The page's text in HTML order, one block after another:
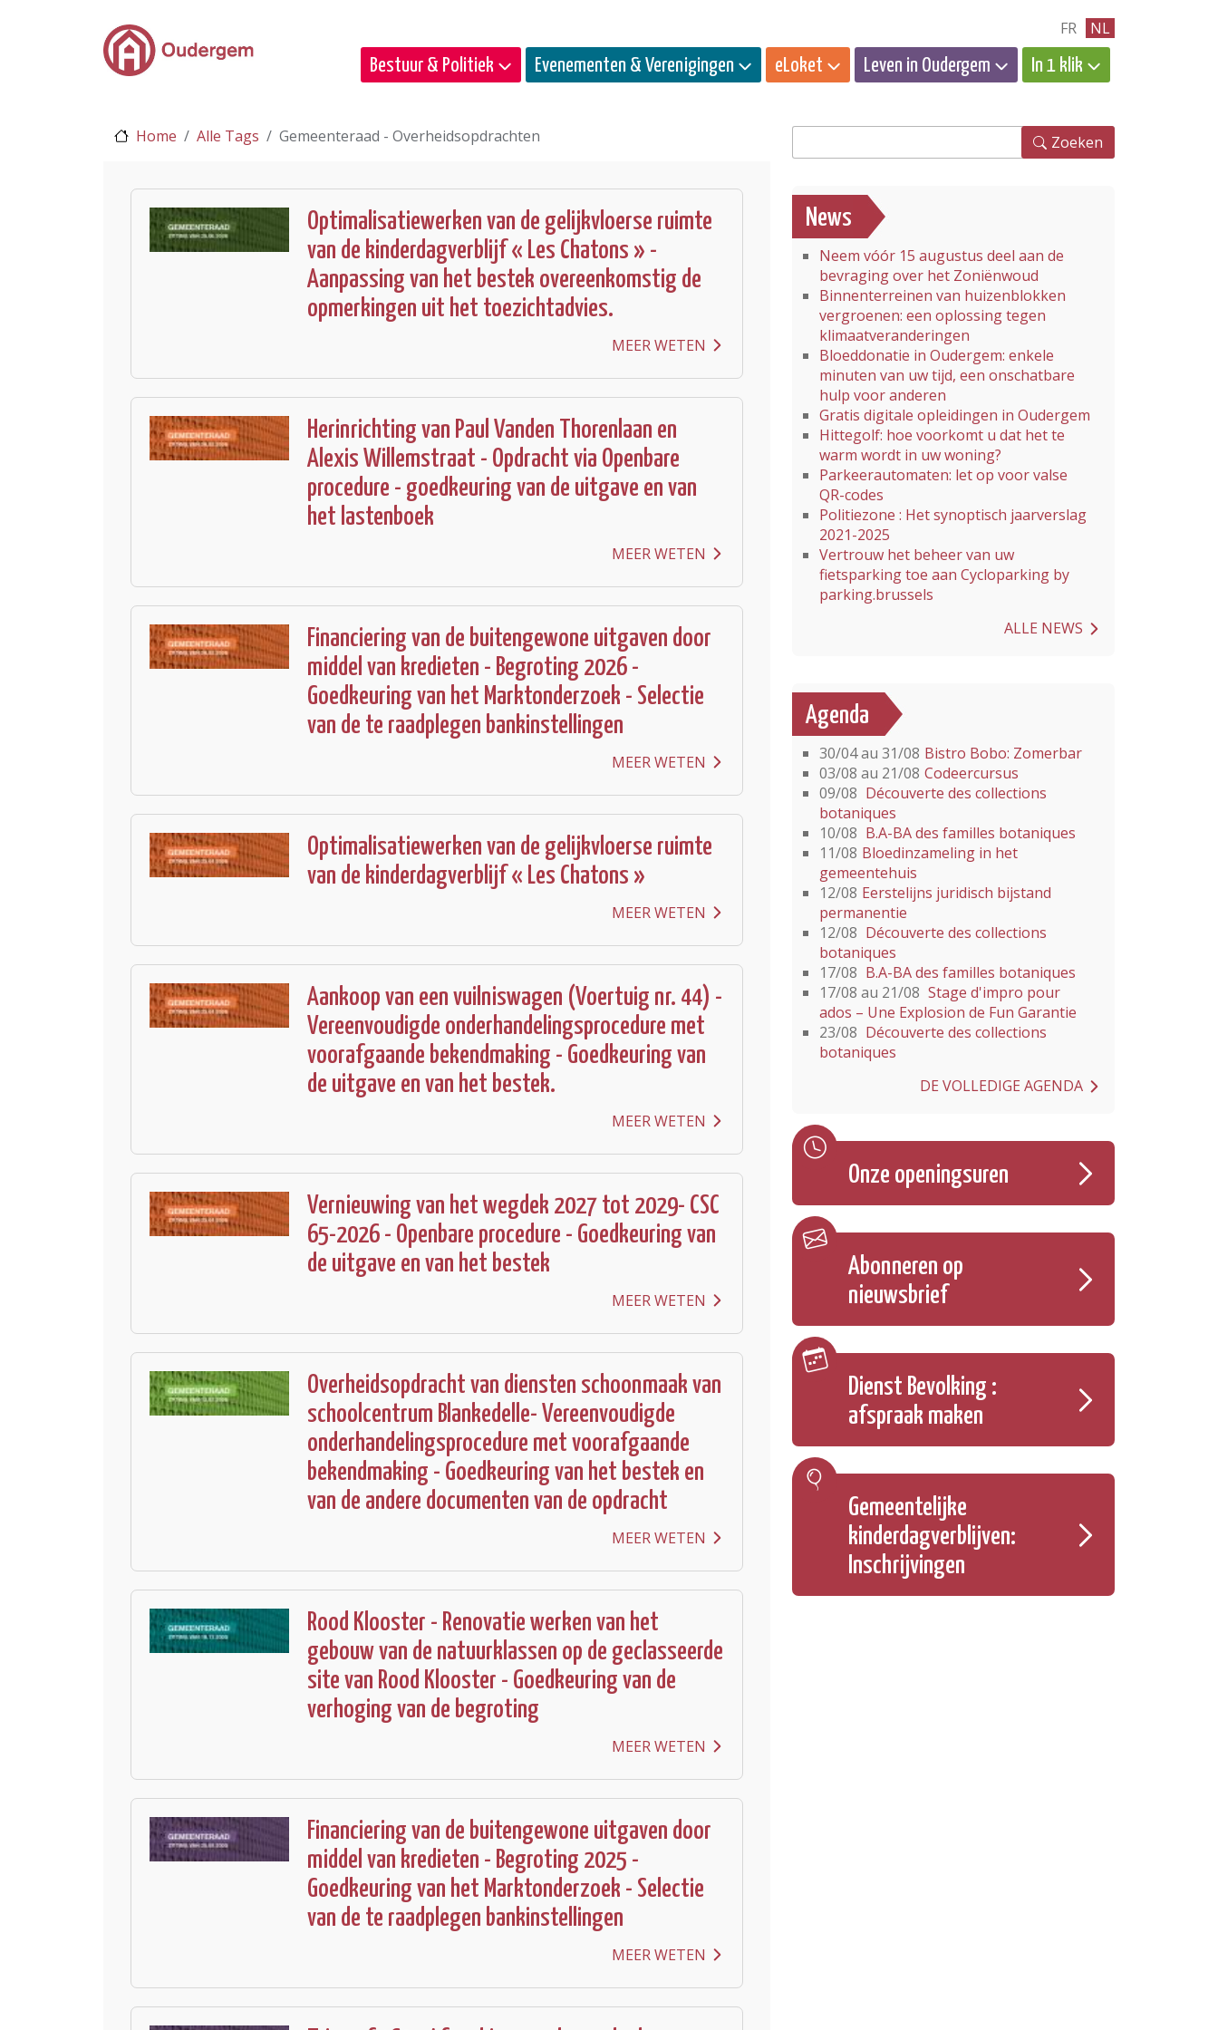
Ga naar de hoofdinhoud FR NL
Bestuur & Politiek Evenementen & Verenigingen eLoket Leven in Oudergem In 1 klik
Home Alle Tags Gemeenteraad - Overheidsopdrachten
Optimalisatiewerken van de gelijkvloerse ruimte
van de kinderdagverblijf « Les Chatons » -
Aanpassing van het bestek overeenkomstig de
opmerkingen uit het toezichtadvies.
MEER WETEN
Herinrichting van Paul Vanden Thorenlaan en
Alexis Willemstraat - Opdracht via Openbare
procedure - goedkeuring van de uitgave en van
het lastenboek
MEER WETEN
Financiering van de buitengewone uitgaven door
middel van kredieten - Begroting 2026 -
Goedkeuring van het Marktonderzoek - Selectie
van de te raadplegen bankinstellingen
MEER WETEN
Optimalisatiewerken van de gelijkvloerse ruimte
van de kinderdagverblijf « Les Chatons »
MEER WETEN
Aankoop van een vuilniswagen (Voertuig nr. 44) -
Vereenvoudigde onderhandelingsprocedure met
voorafgaande bekendmaking - Goedkeuring van
de uitgave en van het bestek.
MEER WETEN
Vernieuwing van het wegdek 2027 tot 2029- CSC
65-2026 - Openbare procedure - Goedkeuring van
de uitgave en van het bestek
MEER WETEN
Overheidsopdracht van diensten schoonmaak van
schoolcentrum Blankedelle- Vereenvoudigde
onderhandelingsprocedure met voorafgaande
bekendmaking - Goedkeuring van het bestek en
van de andere documenten van de opdracht
MEER WETEN
Rood Klooster - Renovatie werken van het
gebouw van de natuurklassen op de geclasseerde
site van Rood Klooster - Goedkeuring van de
verhoging van de begroting
MEER WETEN
Financiering van de buitengewone uitgaven door
middel van kredieten - Begroting 2025 -
Goedkeuring van het Marktonderzoek - Selectie
van de te raadplegen bankinstellingen
MEER WETEN
Zoeken
News
Neem vóór 15 augustus deel aan de
bevraging over het Zoniënwoud
Binnenterreinen van huizenblokken
vergroenen: een oplossing tegen
klimaatveranderingen
Bloeddonatie in Oudergem: enkele
minuten van uw tijd, een onschatbare
hulp voor anderen
Gratis digitale opleidingen in Oudergem
Hittegolf: hoe voorkomt u dat het te
warm wordt in uw woning?
Parkeerautomaten: let op voor valse
QR-codes
Politiezone : Het synoptisch jaarverslag
2021-2025
Vertrouw het beheer van uw
fietsparking toe aan Cycloparking by
parking.brussels
ALLE NEWS
Agenda
30/04 au 31/08 Bistro Bobo: Zomerbar
03/08 au 21/08 Codeercursus
09/08 Découverte des collections
botaniques
10/08 B.A-BA des familles botaniques
11/08 Bloedinzameling in het
gemeentehuis
12/08 Eerstelijns juridisch bijstand
permanentie
12/08 Découverte des collections
botaniques
17/08 B.A-BA des familles botaniques
17/08 au 21/08 Stage d'impro pour
ados – Une Explosion de Fun Garantie
23/08 Découverte des collections
botaniques
DE VOLLEDIGE AGENDA
Onze openingsuren
Abonneren op
nieuwsbrief
Dienst Bevolking :
afspraak maken
Gemeentelijke
kinderdagverblijven:
Inschrijvingen